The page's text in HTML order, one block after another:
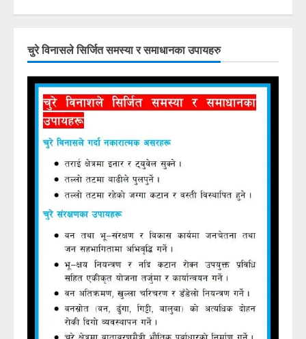
चुरे विनासले सिर्जित समस्या र समाधानका उपायहरु